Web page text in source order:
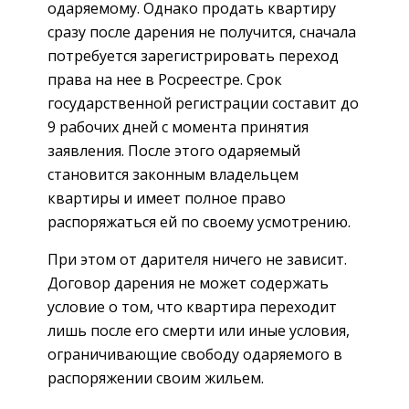
одаряемому. Однако продать квартиру
сразу после дарения не получится, сначала
потребуется зарегистрировать переход
права на нее в Росреестре. Срок
государственной регистрации составит до
9 рабочих дней с момента принятия
заявления. После этого одаряемый
становится законным владельцем
квартиры и имеет полное право
распоряжаться ей по своему усмотрению.
При этом от дарителя ничего не зависит.
Договор дарения не может содержать
условие о том, что квартира переходит
лишь после его смерти или иные условия,
ограничивающие свободу одаряемого в
распоряжении своим жильем.